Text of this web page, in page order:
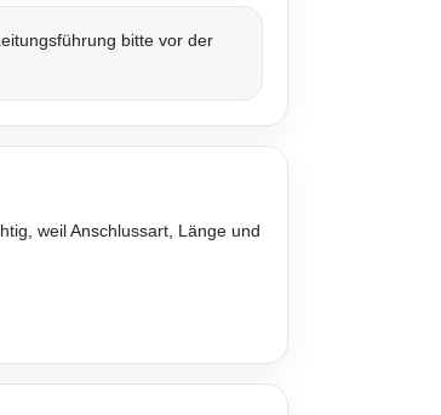
bitte vor der
weil Anschlussart, Länge und